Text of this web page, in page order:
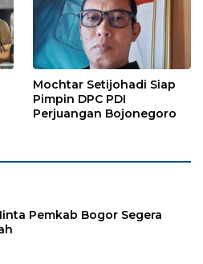
Mochtar Setijohadi Siap
Pimpin DPC PDI
Perjuangan Bojonegoro
Pemkab Bogor Segera